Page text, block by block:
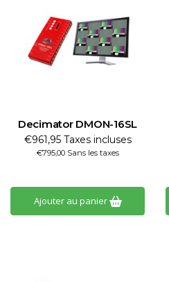
Decimator DMON-16SL
€961,95 Taxes incluses
€795,00 Sans les taxes
Ajouter au panier